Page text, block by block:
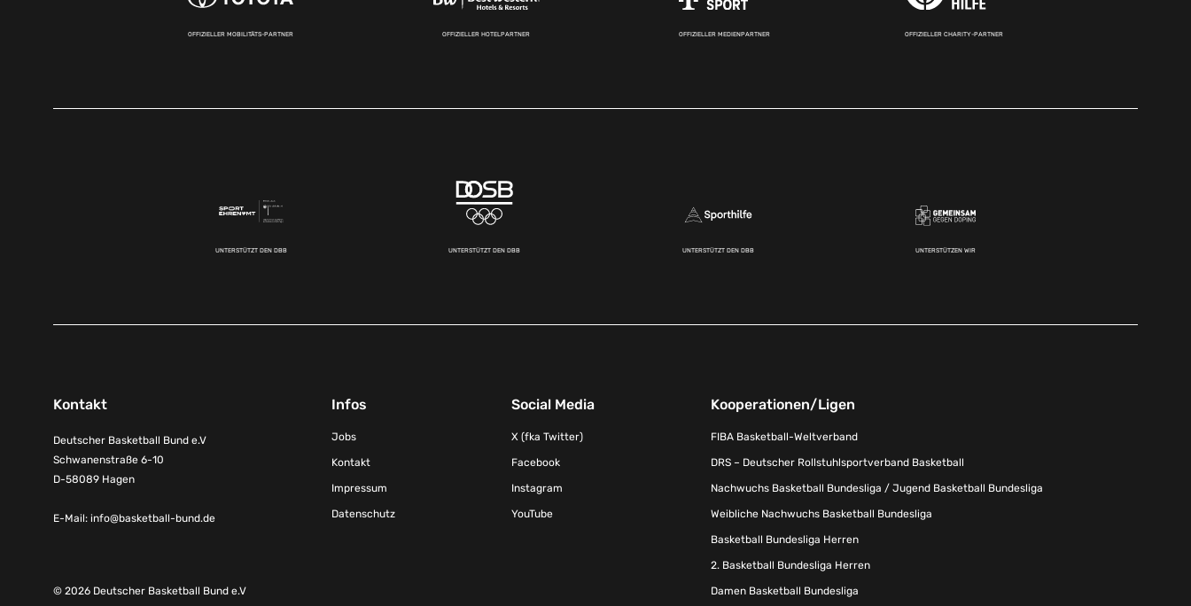
OFFIZIELLER MOBILITÄTS-PARTNER OFFIZIELLER HOTELPARTNER OFFIZIELLER MEDIENPARTNER OFFIZIELLER CHARITY-PARTNER
UNTERSTÜTZT DEN DBB UNTERSTÜTZT DEN DBB UNTERSTÜTZT DEN DBB UNTERSTÜTZEN WIR
Kontakt
Deutscher Basketball Bund e.V
Schwanenstraße 6-10
D-58089 Hagen
E-Mail: info@basketball-bund.de
Infos
Jobs
Kontakt
Impressum
Datenschutz
Social Media
X (fka Twitter)
Facebook
Instagram
YouTube
Kooperationen/Ligen
FIBA Basketball-Weltverband
DRS – Deutscher Rollstuhlsportverband Basketball
Nachwuchs Basketball Bundesliga / Jugend Basketball Bundesliga
Weibliche Nachwuchs Basketball Bundesliga
Basketball Bundesliga Herren
2. Basketball Bundesliga Herren
Damen Basketball Bundesliga
© 2026 Deutscher Basketball Bund e.V